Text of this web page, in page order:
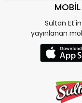
Sultan
yayınlanan